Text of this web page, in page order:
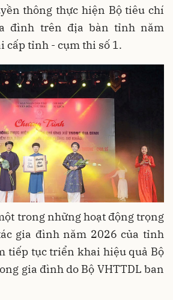
thông thực hiện Bộ tiêu chí
đình trên địa bàn tỉnh năm
cấp tỉnh - cụm thi số 1.
trong những hoạt động trọng
gia đình năm 2026 của tỉnh
tiếp tục triển khai hiệu quả Bộ
gia đình do Bộ VHTTDL ban